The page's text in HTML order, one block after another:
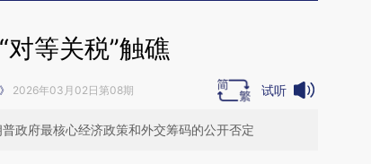
对等关税”触礁
2026年03月02日第08期 试听
政府最核心经济政策和外交筹码的公开否定